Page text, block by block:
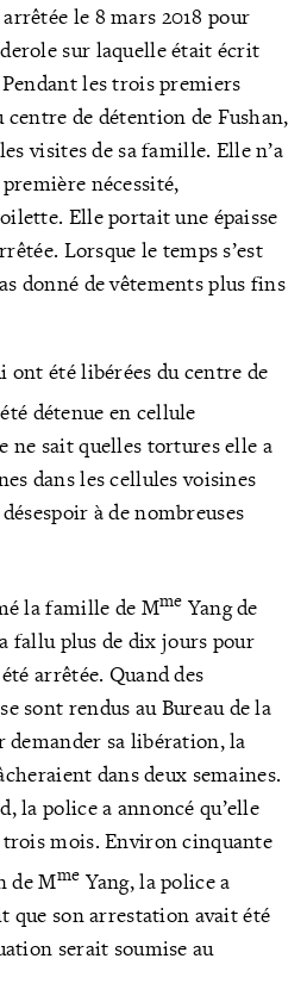
le 8 mars 2018 pour
sur laquelle était écrit
les trois premiers
centre de détention de Fushan,
visites de sa famille. Elle n’a
nécessité,
Elle portait une épaisse
Lorsque le temps s’est
donné de vêtements plus fins
ont été libérées du centre de
détenue en cellule
ne sait quelles tortures elle a
dans les cellules voisines
à de nombreuses
la famille de Mme Yang de
fallu plus de dix jours pour
arrêtée. Quand des
sont rendus au Bureau de la
sa libération, la
dans deux semaines.
la police a annoncé qu’elle
mois. Environ cinquante
de Mme Yang, la police a
que son arrestation avait été
serait soumise au